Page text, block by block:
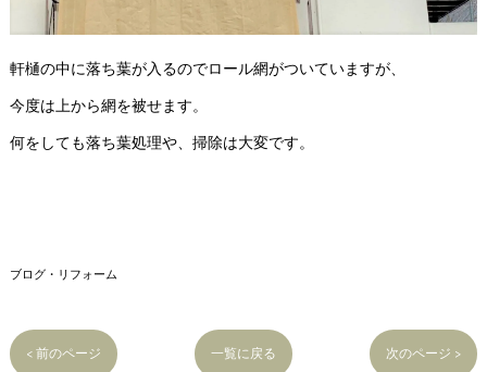
軒樋の中に落ち葉が入るのでロール網がついていますが、
今度は上から網を被せます。
何をしても落ち葉処理や、掃除は大変です。
ブログ・リフォーム
< 前のページ 一覧に戻る 次のページ >